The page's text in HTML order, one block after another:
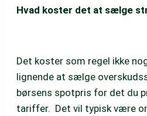
Hvad koster det at sælge
Det koster som regel ikke
lignende at sælge
børsens spotpris for det du
tariffer. Det vil typisk være